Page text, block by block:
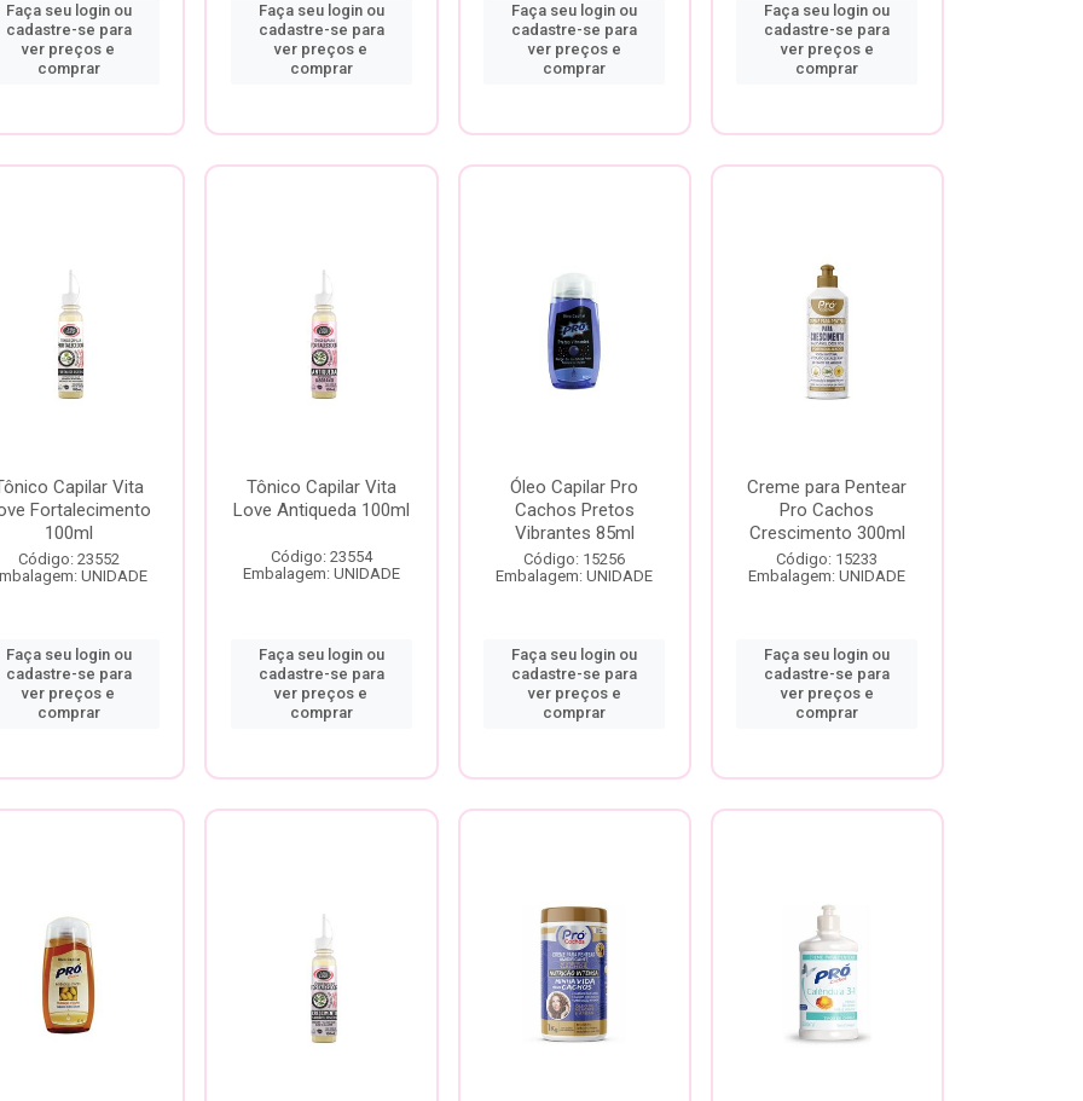
Faça seu login ou
cadastre-se para
ver preços e
comprar
Faça seu login ou
cadastre-se para
ver preços e
comprar
Faça seu login ou
cadastre-se para
ver preços e
comprar
Faça seu login ou
cadastre-se para
ver preços e
comprar
Capilar Vita
Fortalecimento
100ml
Código: 23552
UNIDADE
Faça seu login ou
cadastre-se para
ver preços e
comprar
Tônico Capilar Vita
Love Antiqueda 100ml
Código: 23554
Embalagem: UNIDADE
Faça seu login ou
cadastre-se para
ver preços e
comprar
Óleo Capilar Pro
Cachos Pretos
Vibrantes 85ml
Código: 15256
Embalagem: UNIDADE
Faça seu login ou
cadastre-se para
ver preços e
comprar
Creme para Pentear
Pro Cachos
Crescimento 300ml
Código: 15233
Embalagem: UNIDADE
Faça seu login ou
cadastre-se para
ver preços e
comprar